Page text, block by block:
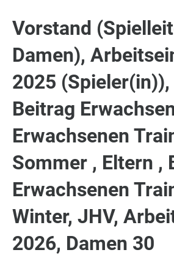
Vorstand
Damen),
2025
Beitrag
Erwachsenen
Sommer , Eltern ,
Erwachsenen
Winter, JHV,
2026, Damen 30